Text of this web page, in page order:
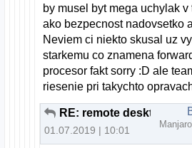
by musel byt mega uchylak
ako bezpecnost nadovsetko
Neviem ci niekto skusal uz
starkemu co znamena
procesor fakt sorry :D ale
riesenie pri takychto
01.07.2019 | 10:01